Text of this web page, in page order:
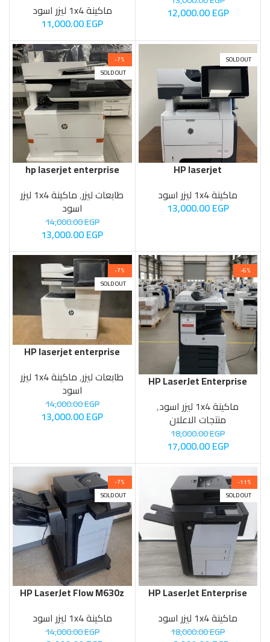
12,000.00EGP
ماكينة 1x4 ليزر اسود
11,000.00EGP
SOLD OUT
HP laserjet
ماكينة 1x4 ليزر اسود
13,000.00EGP
-7%
SOLD OUT
hp laserjet enterprise
طابعات ليزر, ماكينة 1x4 ليزر
اسود
14,000.00EGP
13,000.00EGP
-6%
HP LaserJet Enterprise
ماكينة 1x4 ليزر اسود ,
منتجات الاعلان
18,000.00EGP
17,000.00EGP
-7%
SOLD OUT
HP laserjet enterprise
طابعات ليزر, ماكينة 1x4 ليزر
اسود
14,000.00EGP
13,000.00EGP
-11%
SOLD OUT
HP LaserJet Enterprise
ماكينه تصوير
ماكينة 1x4 ليزر اسود
18,000.00EGP
-7%
SOLD OUT
HP LaserJet Flow M630z
COPY FAX SCAN
ماكينة 1x4 ليزر اسود
14,000.00EGP